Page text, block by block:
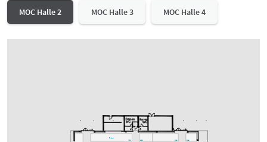
MOC Halle 2 MOC Halle 3 MOC Halle 4
C29 D29 D24
A30
Bistro